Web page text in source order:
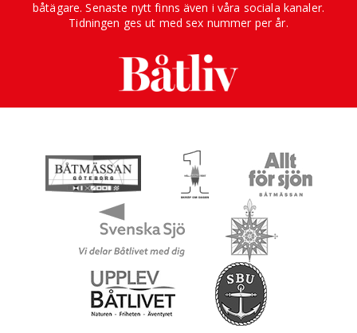
båtägare. Senaste nytt finns även i våra sociala kanaler.
Tidningen ges ut med sex nummer per år.